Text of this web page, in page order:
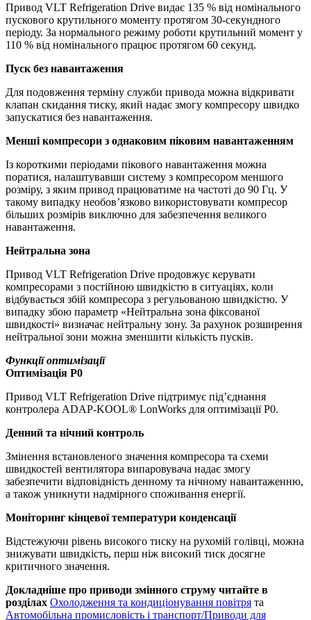
Привод VLT Refrigeration Drive видає 135 % від номінального
пускового крутильного моменту протягом 30-секундного
періоду. За нормального режиму роботи крутильний момент у
110 % від номінального працює протягом 60 секунд.
Пуск без навантаження
Для подовження терміну служби привода можна відкривати
клапан скидання тиску, який надає змогу компресору швидко
запускатися без навантаження.
Менші компресори з однаковим піковим навантаженням
Із короткими періодами пікового навантаження можна
поратися, налаштувавши систему з компресором меншого
розміру, з яким привод працюватиме на частоті до 90 Гц. У
такому випадку необов’язково використовувати компресор
більших розмірів виключно для забезпечення великого
навантаження.
Нейтральна зона
Привод VLT Refrigeration Drive продовжує керувати
компресорами з постійною швидкістю в ситуаціях, коли
відбувається збій компресора з регульованою швидкістю. У
випадку збою параметр «Нейтральна зона фіксованої
швидкості» визначає нейтральну зону. За рахунок розширення
нейтральної зони можна зменшити кількість пусків.
Функції оптимізації
Оптимізація P0
Привод VLT Refrigeration Drive підтримує під’єднання
контролера ADAP-KOOL® LonWorks для оптимізації P0.
Денний та нічний контроль
Змінення встановленого значення компресора та схеми
швидкостей вентилятора випаровувача надає змогу
забезпечити відповідність денному та нічному навантаженню,
а також уникнути надмірного споживання енергії.
Моніторинг кінцевої температури конденсації
Відстежуючи рівень високого тиску на рухомій голівці, можна
знижувати швидкість, перш ніж високий тиск досягне
критичного значення.
Докладніше про приводи змінного струму читайте в
розділах Охолодження та кондиціонування повітря та
Автомобільна промисловість і транспорт/Приводи для